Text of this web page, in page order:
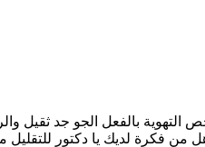
التهوية بالفعل الجو جد
من فكرة لديك يا دكتور للتقليل